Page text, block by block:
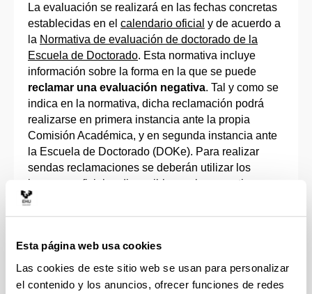
Esta página web usa cookies
Las cookies de este sitio web se usan para personalizar
el contenido y los anuncios, ofrecer funciones de redes
La evaluación se realizará en las fechas concretas
establecidas en el calendario oficial y de acuerdo a
la Normativa de evaluación de doctorado de la
Escuela de Doctorado. Esta normativa incluye
información sobre la forma en la que se puede
reclamar una evaluación negativa. Tal y como se
indica en la normativa, dicha reclamación podrá
realizarse en primera instancia ante la propia
Comisión Académica, y en segunda instancia ante
la Escuela de Doctorado (DOKe). Para realizar
sendas reclamaciones se deberán utilizar los
impresos oficiales
disponibles en la normativa.
En todo caso, el resultado de la evaluación lo
sus directoras y directores a través del aplicativo
GAUR, tal y como se indica en losmanuales
correspondientes.